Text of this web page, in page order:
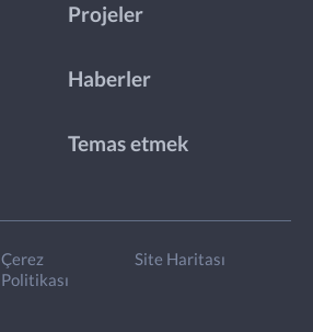
Projeler
Haberler
Temas etmek
Çerez
Politikası
Site Haritası